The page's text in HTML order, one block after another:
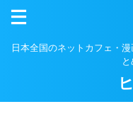
日本全国のネットカフェ・